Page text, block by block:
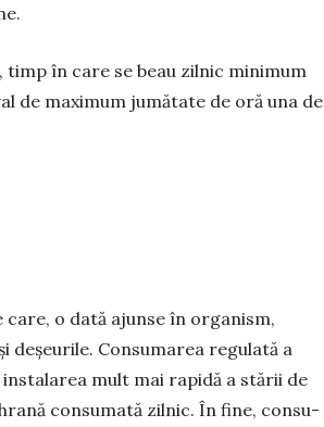
în care se beau zilnic minimum
de maximum jumătate de oră una de
o dată ajunse în organism,
deșeu­rile. Consumarea regulată a
mult mai rapi­dă a stă­rii de
consumată zilnic. În fine, con­su­